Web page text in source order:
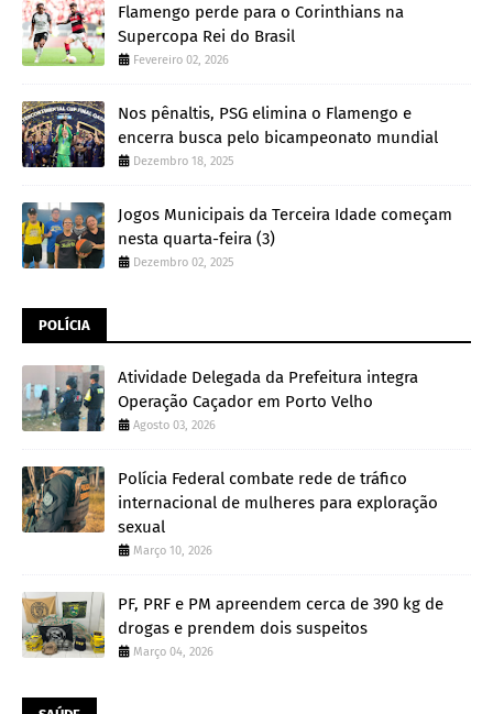
Flamengo perde para o Corinthians na
Supercopa Rei do Brasil
Fevereiro 02, 2026
Nos pênaltis, PSG elimina o Flamengo e
encerra busca pelo bicampeonato mundial
Dezembro 18, 2025
Jogos Municipais da Terceira Idade começam
nesta quarta-feira (3)
Dezembro 02, 2025
POLÍCIA
Atividade Delegada da Prefeitura integra
Operação Caçador em Porto Velho
Agosto 03, 2026
Polícia Federal combate rede de tráfico
internacional de mulheres para exploração
sexual
Março 10, 2026
PF, PRF e PM apreendem cerca de 390 kg de
drogas e prendem dois suspeitos
Março 04, 2026